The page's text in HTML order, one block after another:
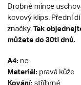
Drobné mince
kovový klips. Přední
značky. Tak
můžete do 30ti dnů.
A4: ne
Materiál: pravá kůže
Kování: stříbrné